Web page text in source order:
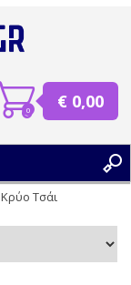
0 € 0,00
Κρύο Τσάι